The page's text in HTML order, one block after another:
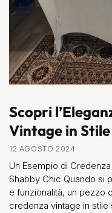
Scopri
Vintage in
12 AGOSTO 2024
Un Esempio di Credenza
Shabby Chic Quando si
e funzionalità, un pezzo
credenza vintage in